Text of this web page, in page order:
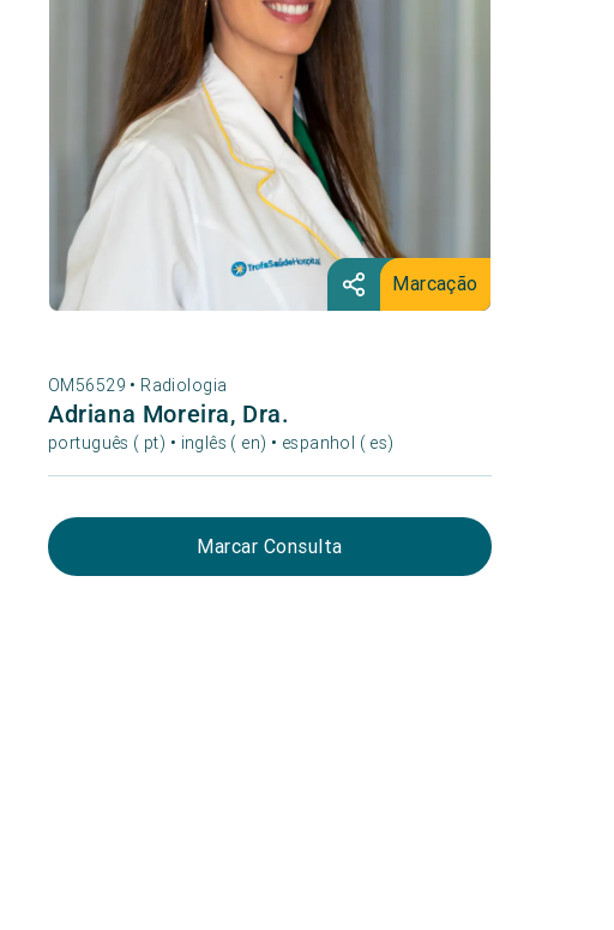
Marcação
OM56529 • Radiologia
Adriana Moreira, Dra.
português ( pt) • inglês ( en) • espanhol ( es)
Marcar Consulta